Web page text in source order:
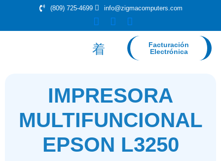
(809) 725-4699 info@zigmacomputers.com
Facturación
Electrónica
IMPRESORA
MULTIFUNCIONAL
EPSON L3250